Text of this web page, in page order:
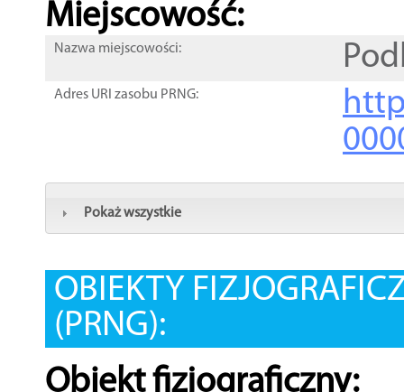
Miejscowość:
Nazwa miejscowości:
Adres URI zasobu PRNG:
Pokaż wszystkie
OBIEKTY
(PRNG):
Obiekt fizjograficzny: